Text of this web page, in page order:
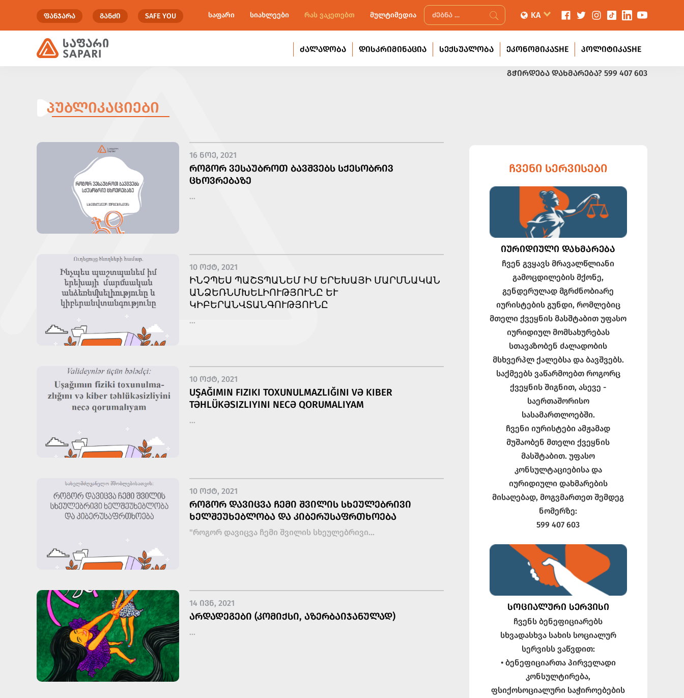
ᲤᲐᲜᲯᲐᲠᲐ ᲒᲐᲜᲫᲘ SAFE YOU საფარი სიახლეები რას ვაკეთებთ მულტიმედია KA
ᲫᲐᲚᲐᲓᲝᲑᲐ ᲓᲘᲡᲙᲠᲘᲛᲘᲜᲐᲪᲘᲐ ᲡᲔᲥᲡᲣᲐᲚᲝᲑᲐ ᲔᲙᲝᲜᲝᲛᲘᲙᲐSHE ᲞᲝᲚᲘᲢᲘᲙᲐSHE
ᲒᲭᲘᲠᲓᲔᲑᲐ ᲓᲐᲮᲛᲐᲠᲔᲑᲐ? 599 407 603
ᲞᲣᲑᲚᲘᲙᲐᲪᲘᲔᲑᲘ
16 ᲜᲝᲔ, 2021
ᲠᲝᲒᲝᲠ ᲕᲔᲡᲐᲣᲑᲠᲝᲗ ᲑᲐᲕᲨᲕᲔᲑᲡ ᲡᲥᲔᲡᲝᲑᲠᲘᲕ
ᲪᲮᲝᲕᲠᲔᲑᲐᲖᲔ
...
10 ᲝᲥᲢ, 2021
ԻՆՉՊԵՍ ՊԱՇՏՊԱՆԵՄ ԻՄ ԵՐԵԽԱՅԻ ՄԱՐՄՆԱԿԱՆ Ա
ՆՁԵՌՆՄԽԵԼԻՈՒԹՅՈՒՆԸ ԵՒ ԿԻԲ
ԵՐԱՆՎՏԱՆԳՈՒԹՅՈՒՆԸ
...
10 ᲝᲥᲢ, 2021
UŞAĞIMIN FIZIKI TOXUNULMAZLIĞINI VƏ KIBER
TƏHLÜKƏSIZLIYINI NECƏ QORUMALIYAM
...
10 ᲝᲥᲢ, 2021
ᲠᲝᲒᲝᲠ ᲓᲐᲕᲘᲪᲕᲐ ᲩᲔᲛᲘ ᲨᲕᲘᲚᲘᲡ ᲡᲮᲔᲣᲚᲔᲑᲠᲘᲕᲘ
ᲮᲔᲚᲨᲔᲣᲮᲔᲑᲚᲝᲑᲐ ᲓᲐ ᲙᲘᲑᲔᲠᲣᲡᲐᲤᲠᲗᲮᲝᲔᲑᲐ
"როგორ დავიცვა ჩემი შვილის სხეულებრივი...
14 ᲘᲕᲜ, 2021
ᲐᲠᲓᲐᲓᲔᲒᲔᲑᲘ (ᲙᲝᲛᲘᲥᲡᲘ, ᲐᲖᲔᲠᲑᲐᲘᲯᲐᲜᲣᲚᲐᲓ)
...
ᲩᲕᲔᲜᲘ ᲡᲔᲠᲕᲘᲡᲔᲑᲘ
ᲘᲣᲠᲘᲓᲘᲣᲚᲘ ᲓᲐᲮᲛᲐᲠᲔᲑᲐ
ჩვენ გვყავს მრავალწლიანი
გამოცდილების მქონე,
გენდერულად მგრძნობიარე
იურისტების გუნდი, რომლებიც
მთელი ქვეყნის მასშტაბით უფასო
იურიდიულ მომსახურებას
სთავაზობენ ძალადობის
მსხვერპლ ქალებსა და ბავშვებს.
საქმეებს ვაწარმოებთ როგორც
ქვეყნის შიგნით, ასევე -
საერთაშორისო
სასამართლოებში.
ჩვენი იურისტები ამჟამად
მუშაობენ მთელი ქვეყნის
მასშტაბით. უფასო
კონსულტაციებისა და
იურიდიული დახმარების
მისაღებად, მოგვმართეთ შემდეგ
ნომერზე:
599 407 603
ᲡᲝᲪᲘᲐᲚᲣᲠᲘ ᲡᲔᲠᲕᲘᲡᲘ
ჩვენს ბენეფიციარებს
სხვადასხვა სახის სოციალურ
სერვისს ვაწვდით:
• ბენეფიციართა პირველადი
კონსულტირება,
ფსიქოსოციალური საჭიროებების